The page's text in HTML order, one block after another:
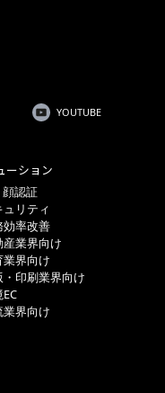
YOUTUBE
ーション
認証
ュリティ
効率改善
産業界向け
業界向け
・印刷業界向け
業界向け